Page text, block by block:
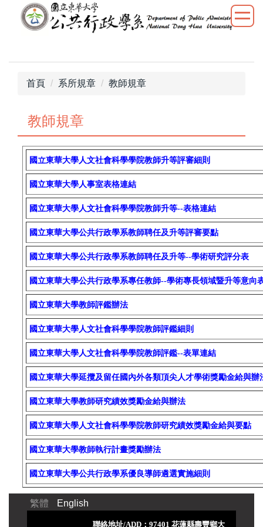
內
首頁 系所規章 教師規章
教師規章
國立東華大學人文社會科學學院教師升等評審細則
國立東華大學人事室表格連結
國立東華大學人文社會科學學院教師升等--表格連結
國立東華大學公共行政學系教師聘任及升等評審要點
國立東華大學公共行政學系教師聘任及升等--學術研究評分表
國立東華大學公共行政學系專任教師--學術專長領域暨升等意向
國立東華大學教師評鑑辦法
國立東華大學人文社會科學學院教師評鑑細則
國立東華大學人文社會科學學院教師評鑑--表單連結
國立東華大學延攬及留任國內外各類頂尖人才學術獎勵金給與辦
國立東華大學教師研究績效獎勵金給與辦法
國立東華大學人文社會科學學院教師研究績效獎勵金給與要點
國立東華大學教師執行計畫獎勵辦法
國立東華大學公共行政學系優良導師遴選實施細則
繁體 English
聯絡地址/ADD：97401 花蓮縣壽豐鄉大